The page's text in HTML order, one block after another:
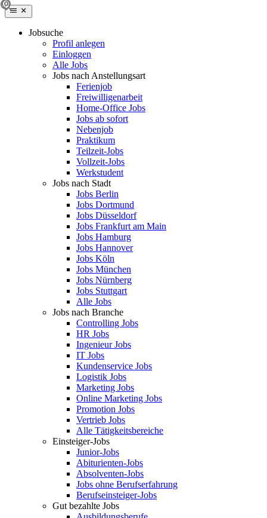
Jobsuche
Profil anlegen
Einloggen
Alle Jobs
Jobs nach Anstellungsart
Ferienjob
Freiwilligenarbeit
Home-Office Jobs
Jobs ab sofort
Nebenjob
Praktikum
Teilzeit-Jobs
Vollzeit-Jobs
Werkstudent
Jobs nach Stadt
Jobs Berlin
Jobs Dortmund
Jobs Düsseldorf
Jobs Frankfurt am Main
Jobs Hamburg
Jobs Hannover
Jobs Köln
Jobs München
Jobs Nürnberg
Jobs Stuttgart
Alle Jobs
Jobs nach Branche
Controlling Jobs
HR Jobs
Ingenieur Jobs
IT Jobs
Kundenservice Jobs
Logistik Jobs
Marketing Jobs
Online Marketing Jobs
Promotion Jobs
Vertrieb Jobs
Alle Tätigkeitsbereiche
Einsteiger-Jobs
Junior-Jobs
Abiturienten-Jobs
Absolventen-Jobs
Jobs ohne Berufserfahrung
Berufseinsteiger-Jobs
Gut bezahlte Jobs